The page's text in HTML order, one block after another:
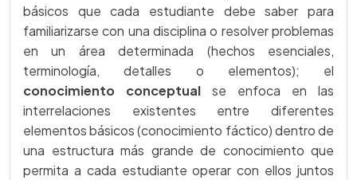
básicos que cada estudiante debe saber para
familiarizarse con una disciplina o resolver problemas
en un área determinada (hechos esenciales,
terminología, detalles o elementos); el
conocimiento conceptual se enfoca en las
interrelaciones existentes entre diferentes
elementos básicos (conocimiento fáctico) dentro de
una estructura más grande de conocimiento que
permita a cada estudiante operar con ellos juntos